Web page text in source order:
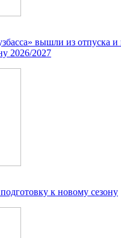
вышли из отпуска и
2026/2027
к новому сезону